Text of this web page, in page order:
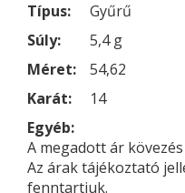
Típus:
Gyűrű
Súly:
5,4 g
Méret:
54,62
Karát:
14
Egyéb:
A megadott ár
Az árak tájékoztató
fenntartjuk.